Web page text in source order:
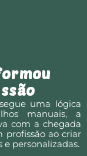
uma lógica
manuais, a
com a chegada
profissão ao criar
personalizadas.